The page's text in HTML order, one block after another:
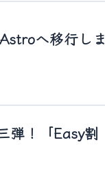
へ移行しま
弾！「Easy割